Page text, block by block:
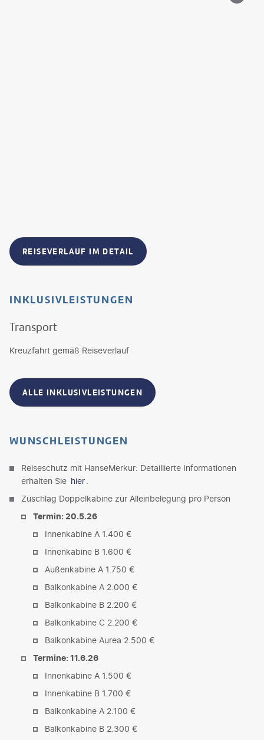
REISEVERLAUF IM DETAIL
INKLUSIVLEISTUNGEN
Transport
Kreuzfahrt gemäß Reiseverlauf
ALLE INKLUSIVLEISTUNGEN
WUNSCHLEISTUNGEN
Reiseschutz mit HanseMerkur: Detaillierte Informationen
erhalten Sie hier
Zuschlag Doppelkabine zur Alleinbelegung pro Person
Termin: 20.5.26
Innenkabine A 1.400 €
Innenkabine B 1.600 €
Außenkabine A 1.750 €
Balkonkabine A 2.000 €
Balkonkabine B 2.200 €
Balkonkabine C 2.200 €
Balkonkabine Aurea 2.500 €
Termine: 11.6.26
Innenkabine A 1.500 €
Innenkabine B 1.700 €
Balkonkabine A 2.100 €
Balkonkabine B 2.300 €